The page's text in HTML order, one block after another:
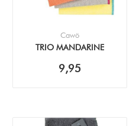
Cawö
TRIO MANDARINE
(30X30CM - 3PACK)
9,95